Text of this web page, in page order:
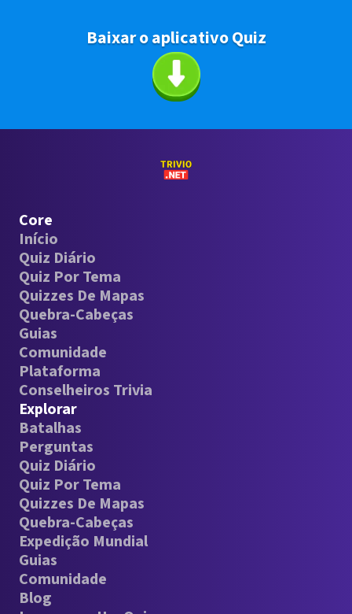
Baixar o aplicativo Quiz
Core
Início
Quiz Diário
Quiz Por Tema
Quizzes De Mapas
Quebra-Cabeças
Guias
Comunidade
Plataforma
Conselheiros Trivia
Explorar
Batalhas
Perguntas
Quiz Diário
Quiz Por Tema
Quizzes De Mapas
Quebra-Cabeças
Expedição Mundial
Guias
Comunidade
Blog